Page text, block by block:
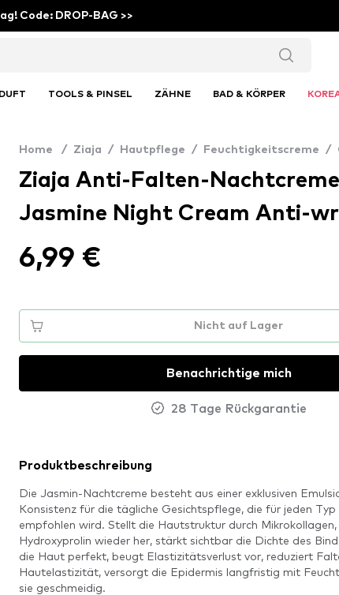
Code: DROP-BAG >>
DUFT TOOLS & PINSEL ZÄHNE BAD & KÖRPER
Home / Ziaja / Hautpflege / Feuchtigkeitscreme /
Ziaja Anti-Falten-
Jasmine Night Cream Anti-
6,99 €
Nicht auf Lager
Benachrichtige mich
28 Tage Rückgarantie
Produktbeschreibung
Die Jasmin-Nachtcreme besteht aus einer exklusiven
Konsistenz für die tägliche Gesichtspflege, die für jeden
empfohlen wird. Stellt die Hautstruktur durch Mikrokollagen,
Hydroxyprolin wieder her, stärkt sichtbar die Dichte des
die Haut perfekt, beugt Elastizitätsverlust vor, reduziert
Hautelastizität, versorgt die Epidermis langfristig mit
sie geschmeidig.